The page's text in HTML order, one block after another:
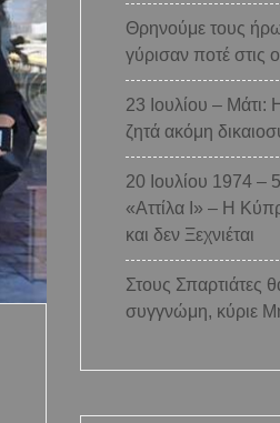
Θρηνούμε τους
γύρισαν ποτέ στις
23 Ιουλίου –
ζητά ακόμη
20 Ιουλίου 1974 –
«Αττίλα Ι» – Η
και δεν Ξεχνιέται
Στους Σπαρτιάτες
συγγνώμη, κύριε